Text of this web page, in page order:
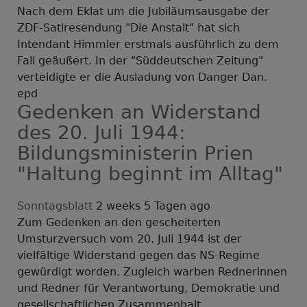
Nach dem Eklat um die Jubiläumsausgabe der
ZDF-Satiresendung "Die Anstalt" hat sich
Intendant Himmler erstmals ausführlich zu dem
Fall geäußert. In der "Süddeutschen Zeitung"
verteidigte er die Ausladung von Danger Dan.
epd
Gedenken an Widerstand
des 20. Juli 1944:
Bildungsministerin Prien
"Haltung beginnt im Alltag"
Sonntagsblatt 2 weeks 5 Tagen ago
Zum Gedenken an den gescheiterten
Umsturzversuch vom 20. Juli 1944 ist der
vielfältige Widerstand gegen das NS-Regime
gewürdigt worden. Zugleich warben Rednerinnen
und Redner für Verantwortung, Demokratie und
gesellschaftlichen Zusammenhalt.